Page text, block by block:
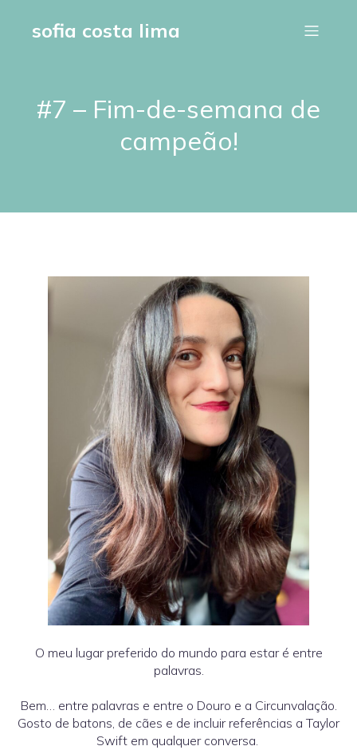
sofia costa lima
#7 – Fim-de-semana de
campeão!
O meu lugar preferido do mundo para estar é entre
palavras.
Bem… entre palavras e entre o Douro e a Circunvalação.
Gosto de batons, de cães e de incluir referências a Taylor
Swift em qualquer conversa.